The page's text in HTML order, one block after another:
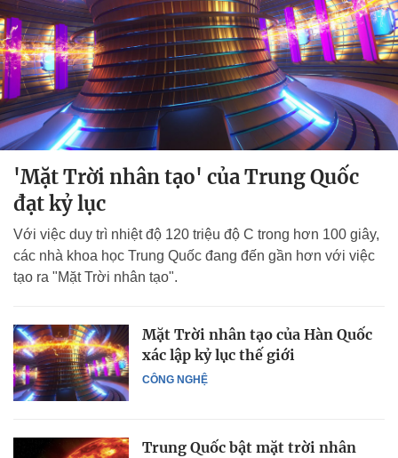
'Mặt Trời nhân tạo' của Trung Quốc
đạt kỷ lục
Với việc duy trì nhiệt độ 120 triệu độ C trong hơn 100 giây,
các nhà khoa học Trung Quốc đang đến gần hơn với việc
tạo ra "Mặt Trời nhân tạo".
CÔNG NGHỆ
Mặt Trời nhân tạo của Hàn Quốc
xác lập kỷ lục thế giới
Trung Quốc bật mặt trời nhân